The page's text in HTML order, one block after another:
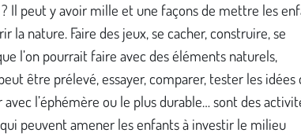
Il peut y avoir mille et une façons de mettre les
la nature. Faire des jeux, se cacher, construire, se
l’on pourrait faire avec des éléments naturels,
être prélevé, essayer, comparer, tester les idées
avec l’éphémère ou le plus durable… sont des
qui peuvent amener les enfants à investir le milieu